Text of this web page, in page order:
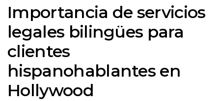
Importancia de servicios
legales bilingües para
clientes
hispanohablantes en
Hollywood